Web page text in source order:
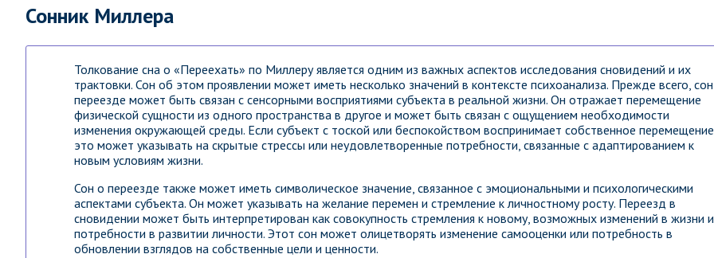
Сонник Миллера
Толкование сна о «Переехать» по Миллеру является одним из важных аспектов исследования сновидений и их
трактовки. Сон об этом проявлении может иметь несколько значений в контексте психоанализа. Прежде всего,
переезде может быть связан с сенсорными восприятиями субъекта в реальной жизни. Он отражает перемещение
физической сущности из одного пространства в другое и может быть связан с ощущением необходимости
изменения окружающей среды. Если субъект с тоской или беспокойством воспринимает собственное
это может указывать на скрытые стрессы или неудовлетворенные потребности, связанные с адаптированием к
новым условиям жизни.
Сон о переезде также может иметь символическое значение, связанное с эмоциональными и психологическими
аспектами субъекта. Он может указывать на желание перемен и стремление к личностному росту. Переезд в
сновидении может быть интерпретирован как совокупность стремления к новому, возможных изменений в жизни и
потребности в развитии личности. Этот сон может олицетворять изменение самооценки или потребность в
обновлении взглядов на собственные цели и ценности.